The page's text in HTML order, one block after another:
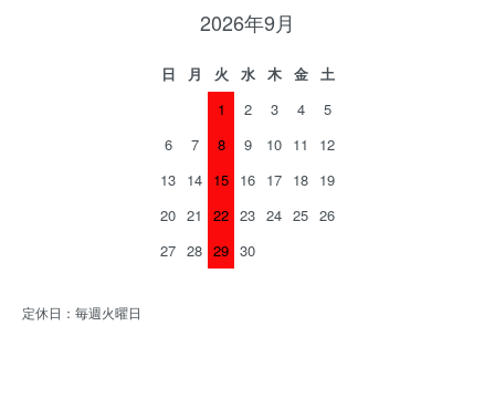
2026年9月
日 月 火 水 木 金
土
1
2 3 4
5
6
7 8 9 10 11
12
13 14 15 16 17 18 19
20 21 22 23 24 25 26
27 28 29 30
定休日：毎週火曜日